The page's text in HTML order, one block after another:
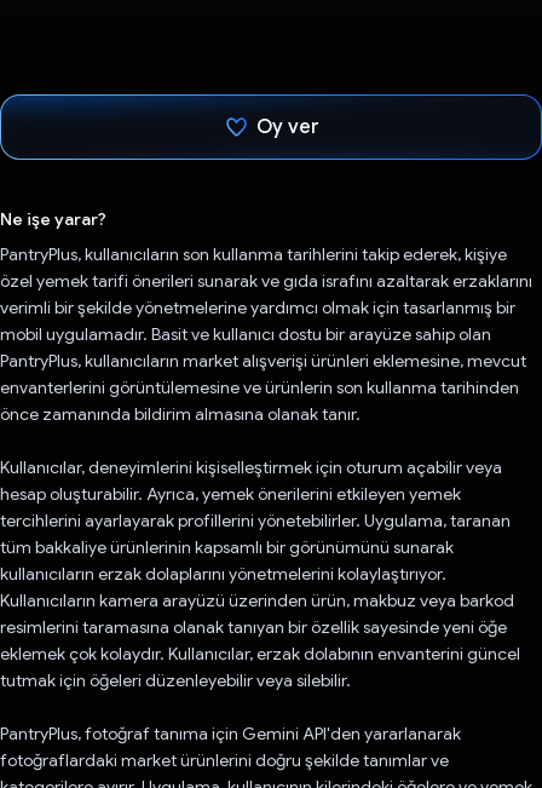
Oy ver
Ne işe yarar?
PantryPlus, kullanıcıların son kullanma tarihlerini takip ederek, kişiye
özel yemek tarifi önerileri sunarak ve gıda israfını azaltarak erzaklarını
verimli bir şekilde yönetmelerine yardımcı olmak için tasarlanmış bir
mobil uygulamadır. Basit ve kullanıcı dostu bir arayüze sahip olan
PantryPlus, kullanıcıların market alışverişi ürünleri eklemesine, mevcut
envanterlerini görüntülemesine ve ürünlerin son kullanma tarihinden
önce zamanında bildirim almasına olanak tanır.
Kullanıcılar, deneyimlerini kişiselleştirmek için oturum açabilir veya
hesap oluşturabilir. Ayrıca, yemek önerilerini etkileyen yemek
tercihlerini ayarlayarak profillerini yönetebilirler. Uygulama, taranan
tüm bakkaliye ürünlerinin kapsamlı bir görünümünü sunarak
kullanıcıların erzak dolaplarını yönetmelerini kolaylaştırıyor.
Kullanıcıların kamera arayüzü üzerinden ürün, makbuz veya barkod
resimlerini taramasına olanak tanıyan bir özellik sayesinde yeni öğe
eklemek çok kolaydır. Kullanıcılar, erzak dolabının envanterini güncel
tutmak için öğeleri düzenleyebilir veya silebilir.
PantryPlus, fotoğraf tanıma için Gemini API'den yararlanarak
fotoğraflardaki market ürünlerini doğru şekilde tanımlar ve